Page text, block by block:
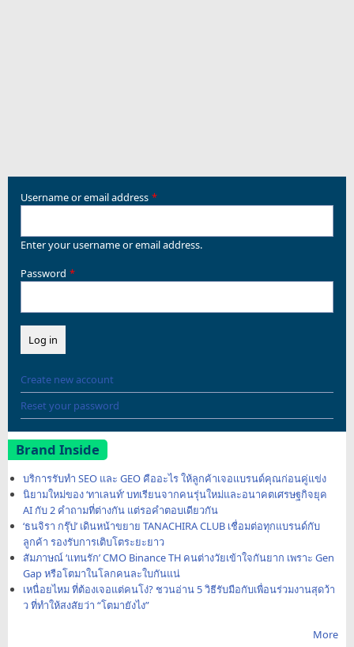
Username or email address
Enter your username or email address.
Password
Create new account
Reset your password
Brand Inside
บริการรับทำ SEO และ GEO คืออะไร ให้ลูกค้าเจอแบรนด์คุณก่อนคู่แข่ง
นิยามใหม่ของ ‘ทาเลนท์’ บทเรียนจากคนรุ่นใหม่และอนาคตเศรษฐกิจยุค
AI กับ 2 คำถามที่ต่างกัน แต่รอคำตอบเดียวกัน
‘ธนจิรา กรุ๊ป’ เดินหน้าขยาย TANACHIRA CLUB เชื่อมต่อทุกแบรนด์กับ
ลูกค้า รองรับการเติบโตระยะยาว
สัมภาษณ์ ‘แทนรัก’ CMO Binance TH คนต่างวัยเข้าใจกันยาก เพราะ Gen
Gap หรือโตมาในโลกคนละใบกันแน่
เหนื่อยไหม ที่ต้องเจอแต่คนโง่? ชวนอ่าน 5 วิธีรับมือกับเพื่อนร่วมงานสุดว้า
ว ที่ทำให้สงสัยว่า “โตมายังไง”
More